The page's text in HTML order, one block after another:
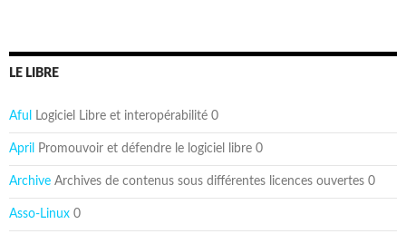
LE LIBRE
Aful Logiciel Libre et interopérabilité 0
April Promouvoir et défendre le logiciel libre 0
Archive Archives de contenus sous différentes licences ouvertes 0
Asso-Linux 0